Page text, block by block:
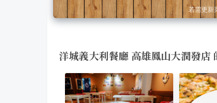
若需更新
洋城義大利餐廳 高雄鳳山大潤發店